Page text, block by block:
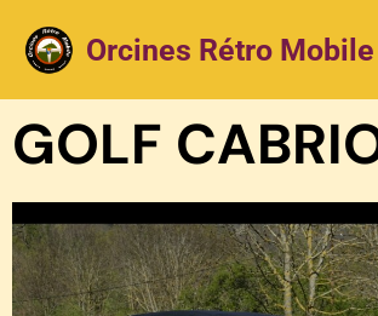
Orcines Rétro Mobile
GOLF